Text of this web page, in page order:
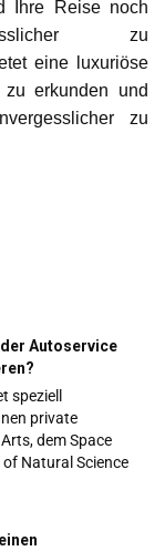
Ihre Reise noch
zu
eine luxuriöse
erkunden und
zu
Autoservice
speziell
private
dem Space
Natural Science